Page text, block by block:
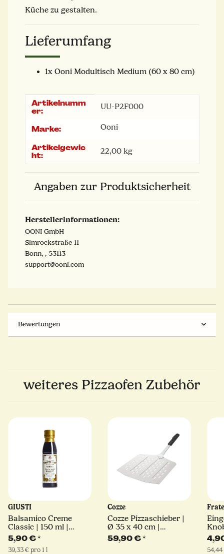
Küche zu gestalten.
Lieferumfang
1x Ooni Modultisch Medium (60 x 80 cm)
Produkteigenschaft
Wert
Artikelnumm
er:
UU-P2F000
Marke: Ooni
Artikelgewic
ht:
22,00 kg
Angaben zur Produktsicherheit
Herstellerinformationen:
OONI GmbH
Simrockstraße 11
Bonn, , 53113
support@ooni.com
Bewertungen
weiteres Pizzaofen Zubehör
GIUSTI
Balsamico Creme
Classic | 150 ml |
Giuseppe Giusti
5,90 €*
39,33 € pro 1 l
Cozze
Cozze Pizzaschieber |
Ø 35 x 40 cm |
perforiert | Stiel 41 cm
| eckig
59,90 €*
54,44